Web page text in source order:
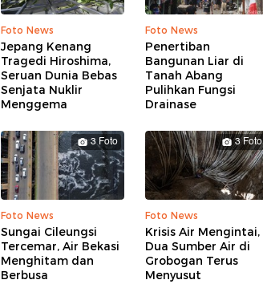
Foto News
Jepang Kenang
Tragedi Hiroshima,
Seruan Dunia Bebas
Senjata Nuklir
Menggema
Foto News
Penertiban
Bangunan Liar di
Tanah Abang
Pulihkan Fungsi
Drainase
3 Foto
Foto News
Sungai Cileungsi
Tercemar, Air Bekasi
Menghitam dan
Berbusa
3 Foto
Foto News
Krisis Air Mengintai,
Dua Sumber Air di
Grobogan Terus
Menyusut